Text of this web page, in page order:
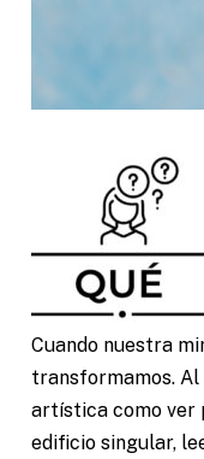
Cuando nuestra
transformamos.
artística como ver
edificio singular,